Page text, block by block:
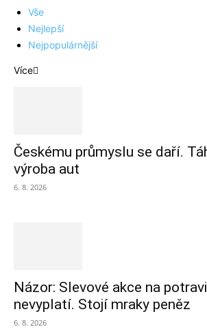
Vše
Nejlepší
Nejpopulárnější
Více
Českému průmyslu se daří.
výroba aut
6. 8. 2026
Názor: Slevové akce na
nevyplatí. Stojí mraky peněz
6. 8. 2026